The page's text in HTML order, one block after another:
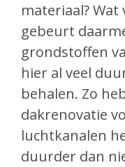
materiaal? Wat
gebeurt
grondstoffen
hier al veel
behalen. Zo
dakrenovatie
luchtkanalen
duurder dan